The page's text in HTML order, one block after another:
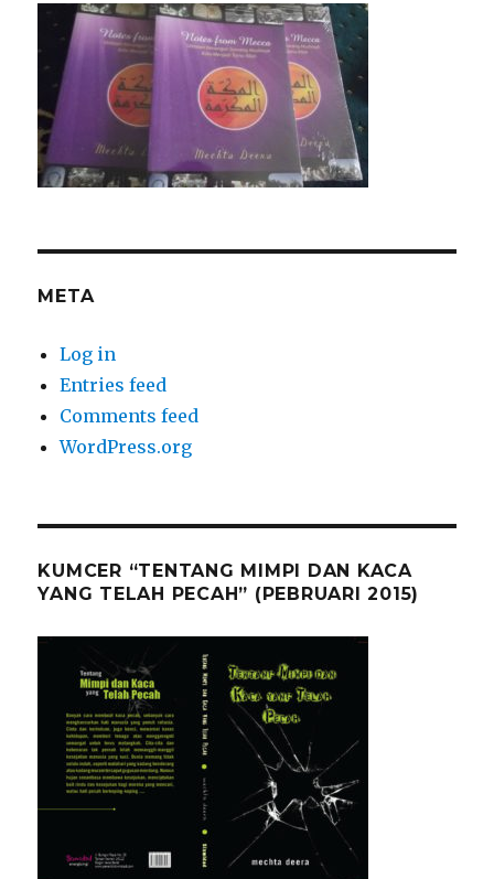
META
Log in
Entries feed
Comments feed
WordPress.org
KUMCER “TENTANG MIMPI DAN KACA
YANG TELAH PECAH” (PEBRUARI 2015)